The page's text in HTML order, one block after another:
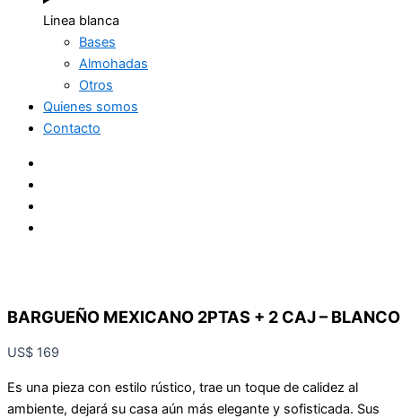
Linea blanca
Bases
Almohadas
Otros
Quienes somos
Contacto
BARGUEÑO MEXICANO 2PTAS + 2 CAJ – BLANCO
US$ 169
Es una pieza con estilo rústico, trae un toque de calidez al
ambiente, dejará su casa aún más elegante y sofisticada. Sus